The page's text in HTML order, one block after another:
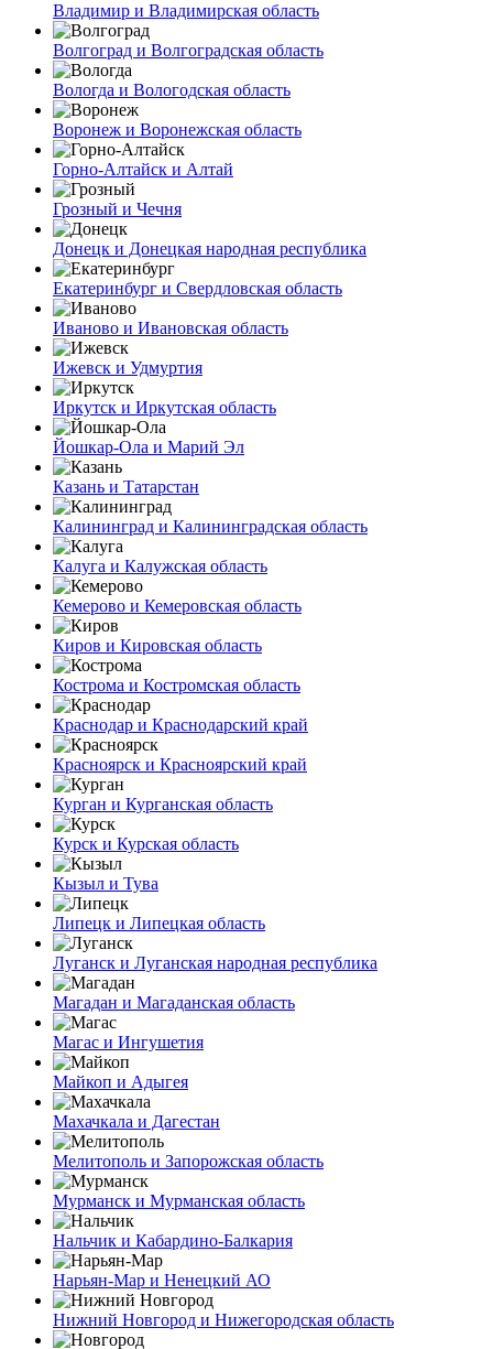
Владимир и Владимирская область
Волгоград и Волгоградская область
Вологда и Вологодская область
Воронеж и Воронежская область
Горно-Алтайск и Алтай
Грозный и Чечня
Донецк и Донецкая народная республика
Екатеринбург и Свердловская область
Иваново и Ивановская область
Ижевск и Удмуртия
Иркутск и Иркутская область
Йошкар-Ола и Марий Эл
Казань и Татарстан
Калининград и Калининградская область
Калуга и Калужская область
Кемерово и Кемеровская область
Киров и Кировская область
Кострома и Костромская область
Краснодар и Краснодарский край
Красноярск и Красноярский край
Курган и Курганская область
Курск и Курская область
Кызыл и Тува
Липецк и Липецкая область
Луганск и Луганская народная республика
Магадан и Магаданская область
Магас и Ингушетия
Майкоп и Адыгея
Махачкала и Дагестан
Мелитополь и Запорожская область
Мурманск и Мурманская область
Нальчик и Кабардино-Балкария
Нарьян-Мар и Ненецкий АО
Нижний Новгород и Нижегородская область